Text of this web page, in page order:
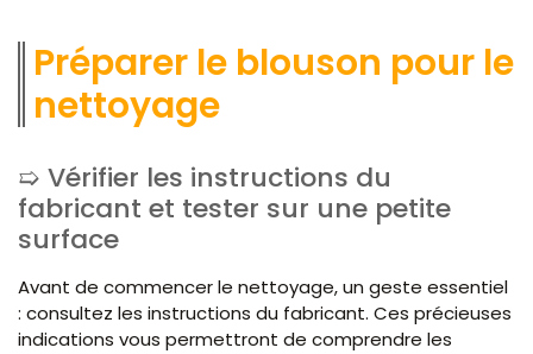
Préparer le blouson pour le
nettoyage
Vérifier les instructions du
fabricant et tester sur une petite
surface
Avant de commencer le nettoyage, un geste essentiel
: consultez les instructions du fabricant. Ces précieuses
indications vous permettront de comprendre les